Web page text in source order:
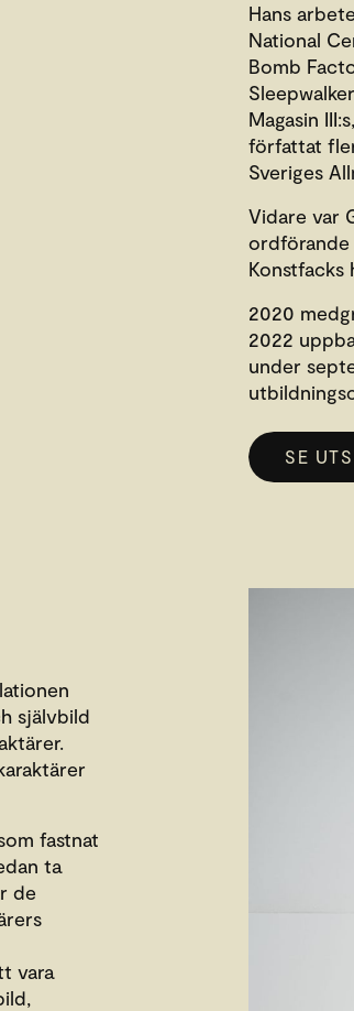
Hans
National
Bomb
Magasin
författat
Sveriges
Vidare var
ordförande
Konstfacks
2020
2022
under
SE
självbild
fastnat
ta
de
vara